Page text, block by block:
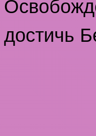
достичь